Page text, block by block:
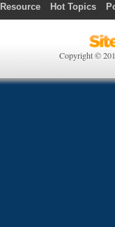
Resource Hot Topics
Copyright ©